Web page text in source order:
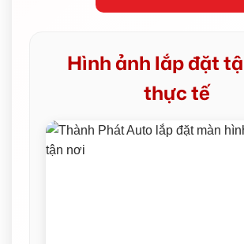
Hình ảnh lắp đặt
thực tế